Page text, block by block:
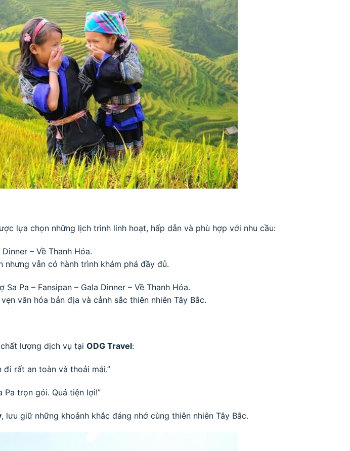
lựa chọn những lịch trình linh hoạt, hấp dẫn và phù hợp với nhu cầu:
– Về Thanh Hóa.
vẫn có hành trình khám phá đầy đủ.
Pa – Fansipan – Gala Dinner – Về Thanh Hóa.
văn hóa bản địa và cảnh sắc thiên nhiên Tây Bắc.
lượng dịch vụ tại ODG Travel:
rất an toàn và thoải mái.”
trọn gói. Quá tiện lợi!”
, lưu giữ những khoảnh khắc đáng nhớ cùng thiên nhiên Tây Bắc.